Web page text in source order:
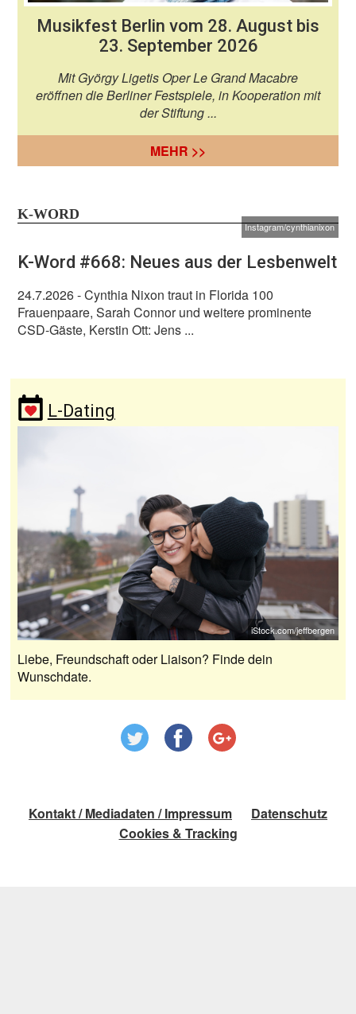
Musikfest Berlin vom 28. August bis
23. September 2026
Mit György Ligetis Oper Le Grand Macabre
eröffnen die Berliner Festspiele, in Kooperation mit
der Stiftung ...
MEHR >>
K-WORD
Instagram/cynthianixon
K-Word #668: Neues aus der Lesbenwelt
24.7.2026- Cynthia Nixon traut in Florida 100
Frauenpaare, Sarah Connor und weitere prominente
CSD-Gäste, Kerstin Ott: Jens ...
L-Dating
iStock.com/jeffbergen
Liebe, Freundschaft oder Liaison? Finde dein
Wunschdate.
Kontakt / Mediadaten / Impressum
Datenschutz
Cookies & Tracking